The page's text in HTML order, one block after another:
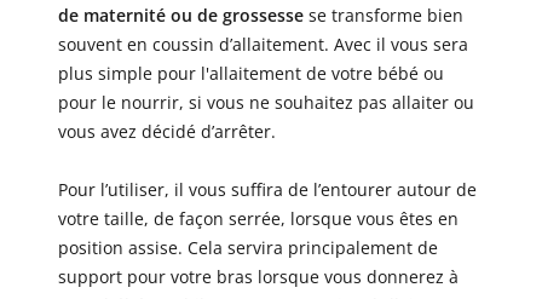
de maternité ou de grossesse se transforme bien
souvent en coussin d’allaitement. Avec il vous sera
plus simple pour l'allaitement de votre bébé ou
pour le nourrir, si vous ne souhaitez pas allaiter ou
vous avez décidé d’arrêter.
Pour l’utiliser, il vous suffira de l’entourer autour de
votre taille, de façon serrée, lorsque vous êtes en
position assise. Cela servira principalement de
support pour votre bras lorsque vous donnerez à